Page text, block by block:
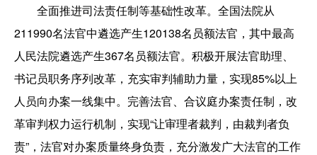
全面推进司法责任制等基础性改革。全国法院从
211990名法官中遴选产生120138名员额法官，其中最高
人民法院遴选产生367名员额法官。积极开展法官助理、
书记员职务序列改革，充实审判辅助力量，实现85%以上
人员向办案一线集中。完善法官、合议庭办案责任制，改
革审判权力运行机制，实现“让审理者裁判，由裁判者负
责”，法官对办案质量终身负责，充分激发广大法官的工作